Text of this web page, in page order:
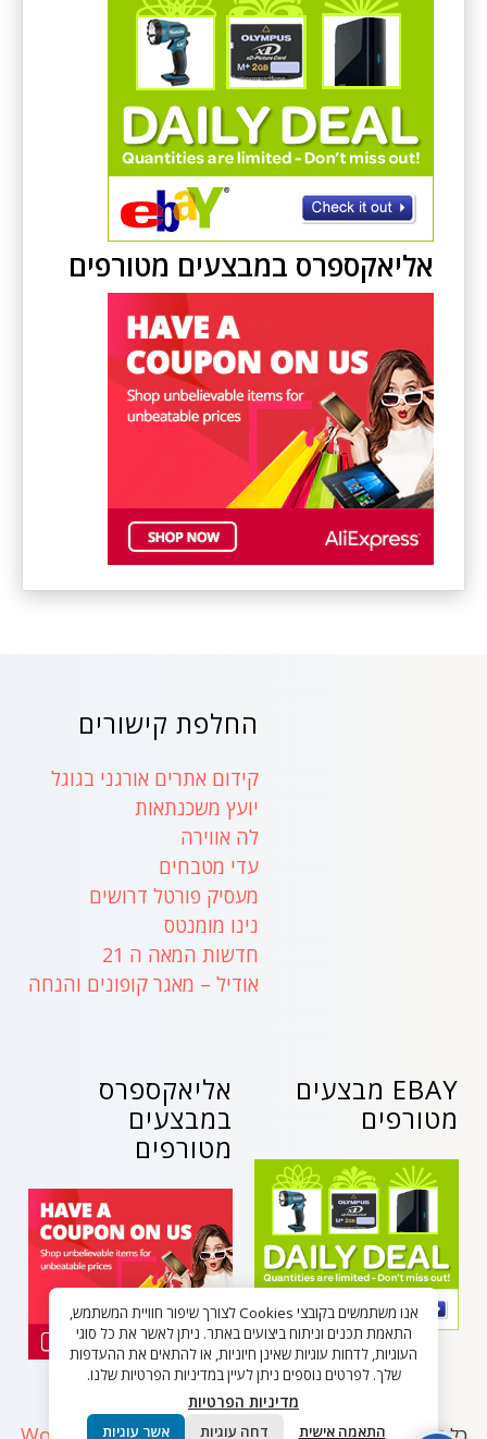
אליאקספרס במבצעים מטורפים
החלפת קישורים
קידום אתרים אורגני בגוגל
יועץ משכנתאות
לה אווירה
עדי מטבחים
מעסיק פורטל דרושים
נינו מומנטס
חדשות המאה ה 21
אודיל – מאגר קופונים והנחה
אליאקספרס
במבצעים
מטורפים
EBAY מבצעים
מטורפים
אנו משתמשים בקובצי Cookies לצורך שיפור חוויית המשתמש,
התאמת תכנים וניתוח ביצועים באתר. ניתן לאשר את כל סוגי
העוגיות, לדחות עוגיות שאינן חיוניות, או להתאים את ההעדפות
שלך. לפרטים נוספים ניתן לעיין במדיניות הפרטיות שלנו.
מדיניות הפרטיות
התאמה אישית דחה עוגיות אשר עוגיות